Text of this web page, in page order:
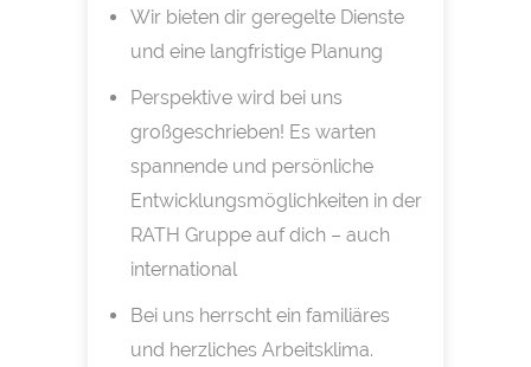
Wir bieten dir geregelte Dienste
und eine langfristige Planung
Perspektive wird bei uns
großgeschrieben! Es warten
spannende und persönliche
Entwicklungsmöglichkeiten in der
RATH Gruppe auf dich – auch
international
Bei uns herrscht ein familiäres
und herzliches Arbeitsklima.